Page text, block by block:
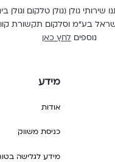
24.12.2023 יינתנו שירותי גולן (גולן טלקום
בע"מ וסלקום תקשורת
נוספים לחץ כאן
מידע
אודות
כניסת משווק
מידע לגלישה